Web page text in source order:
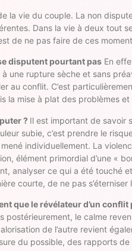
la vie du couple. La non
Dans la vie à deux tout
de ne pas faire de ces
disputent pourtant pas En
une rupture sèche et sans
au conflit. C’est
la mise à plat des problèmes
? Il est important de savoir
subie, c’est prendre le
individuellement. La
élément primordial d’une «
analyser ce qui a été touché
courte, de ne pas
que le révélateur d’un
postérieurement, le calme
de l’autre revient
du possible, des rapports